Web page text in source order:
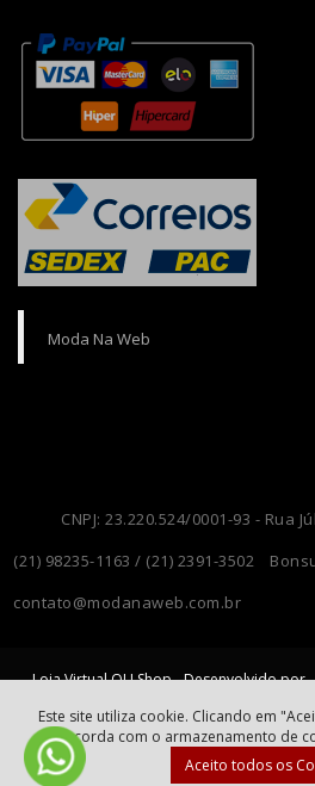
Moda Na Web
CNPJ: 23.220.524/0001-93 - Rua
(21) 98235-1163 / (21) 2391-3502
contato@modanaweb.com.br
Loja Virtual OLI Shop - Desenvolvido por
© 2015 - 2026 Moda Na Web. Todos
Este site utiliza cookie. Clicando em
concorda com o armazenamento de
Aceito todos os